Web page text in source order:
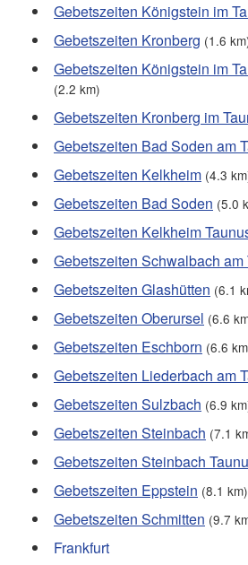
Gebetszeiten Königstein im
Gebetszeiten Kronberg (1.6
Gebetszeiten Königstein im
(2.2 km)
Gebetszeiten Kronberg im
Gebetszeiten Bad Soden am
Gebetszeiten Kelkheim (4.3
Gebetszeiten Bad Soden (5.0
Gebetszeiten Kelkheim
Gebetszeiten Schwalbach am
Gebetszeiten Glashütten (6.1
Gebetszeiten Oberursel (6.6
Gebetszeiten Eschborn (6.6
Gebetszeiten Liederbach am
Gebetszeiten Sulzbach (6.9
Gebetszeiten Steinbach (7.1
Gebetszeiten Steinbach
Gebetszeiten Eppstein (8.1 km)
Gebetszeiten Schmitten (9.7
Frankfurt